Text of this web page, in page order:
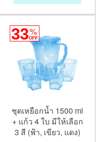
33%
OFF
ชุดเหยือกน้ำ 1500 ml
+ แก้ว 4 ใบ มีให้เลือก
3 สี (ฟ้า, เขียว, แดง)